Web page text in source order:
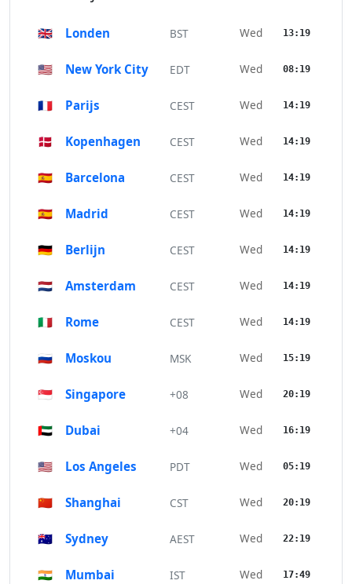
🇬🇧 Londen BST Wed 13:19
🇺🇸 New York City EDT Wed 08:19
🇫🇷 Parijs CEST Wed 14:19
🇩🇰 Kopenhagen CEST Wed 14:19
🇪🇸 Barcelona CEST Wed 14:19
🇪🇸 Madrid CEST Wed 14:19
🇩🇪 Berlijn CEST Wed 14:19
🇳🇱 Amsterdam CEST Wed 14:19
🇮🇹 Rome CEST Wed 14:19
🇷🇺 Moskou MSK Wed 15:19
🇸🇬 Singapore +08 Wed 20:19
🇦🇪 Dubai +04 Wed 16:19
🇺🇸 Los Angeles PDT Wed 05:19
🇨🇳 Shanghai CST Wed 20:19
🇦🇺 Sydney AEST Wed 22:19
🇮🇳 Mumbai IST Wed 17:49